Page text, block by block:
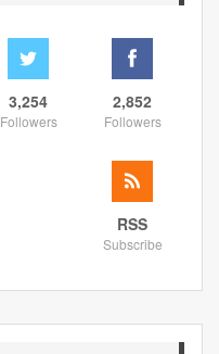
2,852
Followers
3,254
Followers
RSS
Subscribe